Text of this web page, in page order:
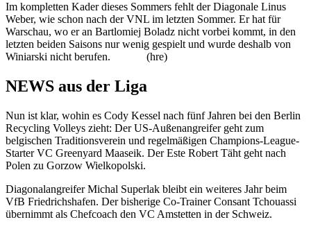
Im kompletten Kader dieses Sommers fehlt der Diagonale Linus
Weber, wie schon nach der VNL im letzten Sommer. Er hat für
Warschau, wo er an Bartlomiej Boladz nicht vorbei kommt, in den
letzten beiden Saisons nur wenig gespielt und wurde deshalb von
Winiarski nicht berufen. (hre)
NEWS aus der Liga
Nun ist klar, wohin es Cody Kessel nach fünf Jahren bei den Berlin
Recycling Volleys zieht: Der US-Außenangreifer geht zum
belgischen Traditionsverein und regelmäßigen Champions-League-
Starter VC Greenyard Maaseik. Der Este Robert Täht geht nach
Polen zu Gorzow Wielkopolski.
Diagonalangreifer Michal Superlak bleibt ein weiteres Jahr beim
VfB Friedrichshafen. Der bisherige Co-Trainer Consant Tchouassi
übernimmt als Chefcoach den VC Amstetten in der Schweiz.